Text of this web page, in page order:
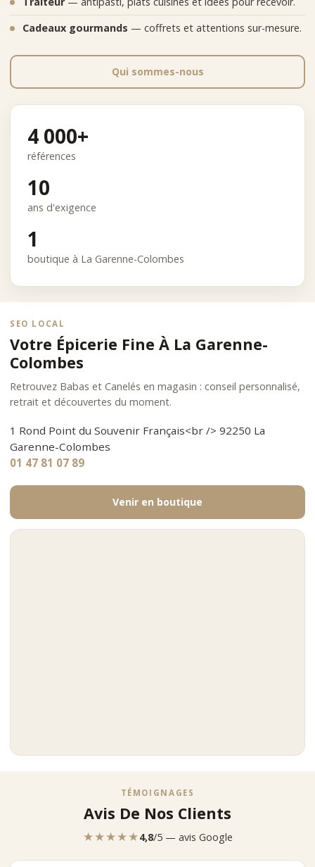
Cadeaux gourmands — coffrets et attentions sur-mesure.
Qui sommes-nous
4 000+
références
10
ans d'exigence
1
boutique à La Garenne-Colombes
SEO LOCAL
Votre Épicerie Fine À La Garenne-
Colombes
Retrouvez Babas et Canelés en magasin : conseil personnalisé,
retrait et découvertes du moment.
1 Rond Point du Souvenir Français<br /> 92250 La
Garenne-Colombes
01 47 81 07 89
Venir en boutique
TÉMOIGNAGES
Avis De Nos Clients
★★★★★4,8/5 — avis Google